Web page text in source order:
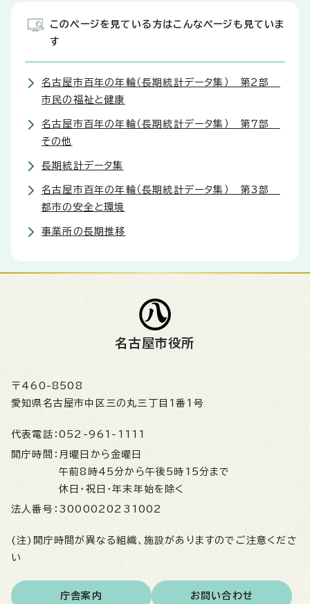
このページを見ている方はこんなページも見ていま
す
名古屋市百年の年輪（長期統計データ集） 第2部
市民の福祉と健康
名古屋市百年の年輪（長期統計データ集） 第7部
その他
長期統計データ集
名古屋市百年の年輪（長期統計データ集） 第3部
都市の安全と環境
事業所の長期推移
名古屋市役所
〒460-8508
愛知県名古屋市中区三の丸三丁目1番1号
代表電話： 052-961-1111
開庁時間： 月曜日から金曜日
午前8時45分から午後5時15分まで
休日・祝日・年末年始を除く
法人番号： 3000020231002
(注)開庁時間が異なる組織、施設がありますのでご注意くださ
い
庁舎案内 お問い合わせ